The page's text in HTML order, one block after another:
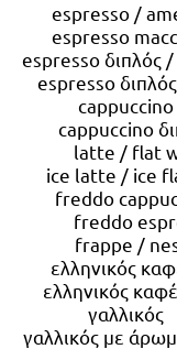
espresso /
espresso
espresso
espresso
latte /
ice latte /
freddo
freddo
frappe
ελληνικός
ελληνικός
γαλλικός με